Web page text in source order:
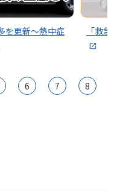
令状況はこちら その
6 7 8